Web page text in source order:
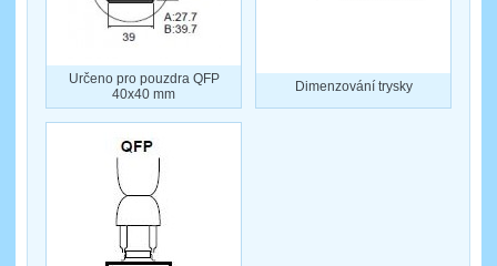
Určeno pro pouzdra QFP
40x40 mm
Dimenzování trysky